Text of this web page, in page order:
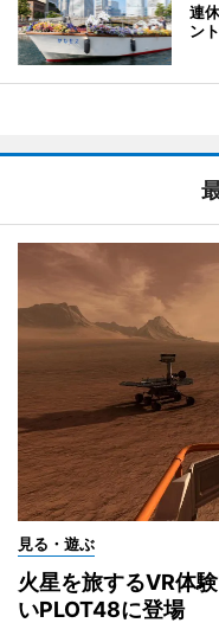
連
ン
見る・遊ぶ
火星を旅するVR体
いPLOT48に登場